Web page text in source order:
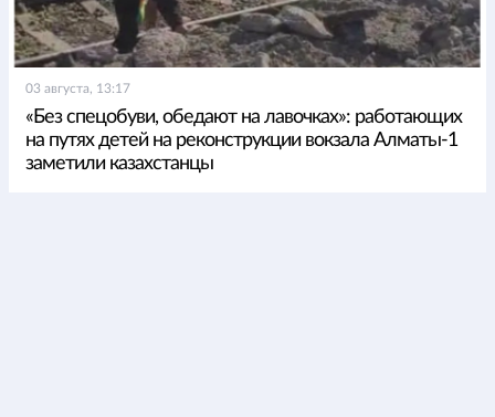
03 августа, 13:17
«Без спецобуви, обедают на лавочках»: работающих
на путях детей на реконструкции вокзала Алматы-1
заметили казахстанцы